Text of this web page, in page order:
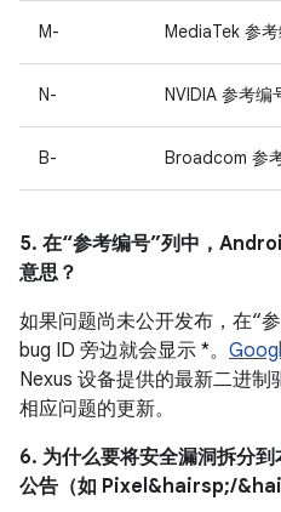
M- MediaTek 参
N- NVIDIA 参考编
B- Broadcom 参
5. 在“参考编号”列中，
意思？
如果问题尚未公开发布，在“
bug ID 旁边就会显示 *。
Nexus 设备提供的最新二进
相应问题的更新。
6. 为什么要将安全漏洞拆分
公告（如 Pixel&hairsp;/